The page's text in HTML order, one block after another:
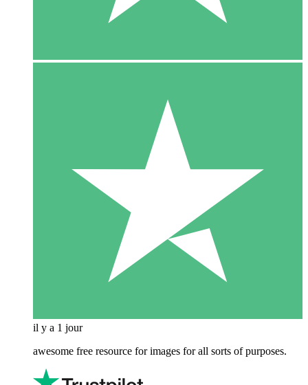
il y a 1 jour
awesome free resource for images for all sorts of purposes.